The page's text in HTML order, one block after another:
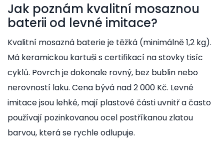
Jak poznám kvalitní mosaznou
baterii od levné imitace?
Kvalitní mosazná baterie je těžká (minimálně 1,2 kg).
Má keramickou kartuši s certifikací na stovky tisíc
cyklů. Povrch je dokonale rovný, bez bublin nebo
nerovností laku. Cena bývá nad 2 000 Kč. Levné
imitace jsou lehké, mají plastové části uvnitř a často
používají pozinkovanou ocel postříkanou zlatou
barvou, která se rychle odlupuje.